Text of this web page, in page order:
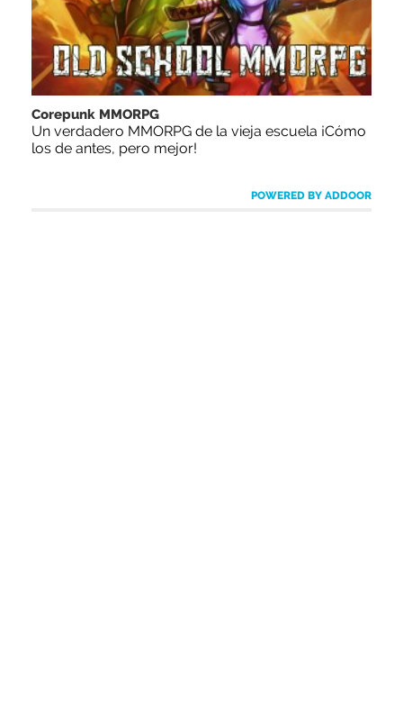
Corepunk MMORPG
Un verdadero MMORPG de la vieja escuela ¡Cómo
los de antes, pero mejor!
POWERED BY ADDOOR